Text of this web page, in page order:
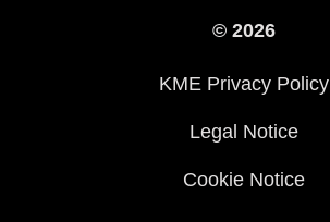
Gebruikershandleidingen
Kawasaki Road Assistance
Veelgestelde Vragen
© 2026
KME Privacy Policy
Legal Notice
Cookie Notice